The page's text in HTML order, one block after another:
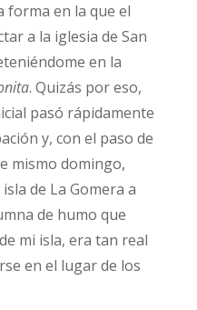
forma en la que el
a la iglesia de San
en la
. Quizás por eso,
pasó rápidamente
y, con el paso de
mismo domingo,
de La Gomera a
de humo que
mi isla, era tan real
en el lugar de los